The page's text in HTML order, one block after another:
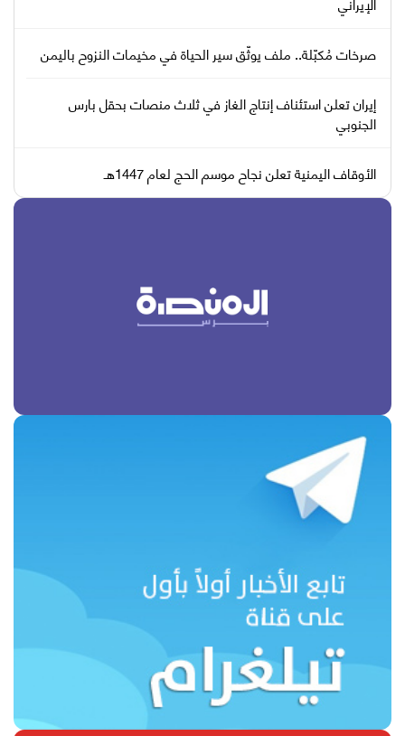
صرخات مُكبّلة.. ملف يوثّق سير الحياة في مخيمات النزوح باليمن
إيران تعلن استئناف إنتاج الغاز في ثلاث منصات بحقل بارس
الجنوبي
الأوقاف اليمنية تعلن نجاح موسم الحج لعام 1447هـ